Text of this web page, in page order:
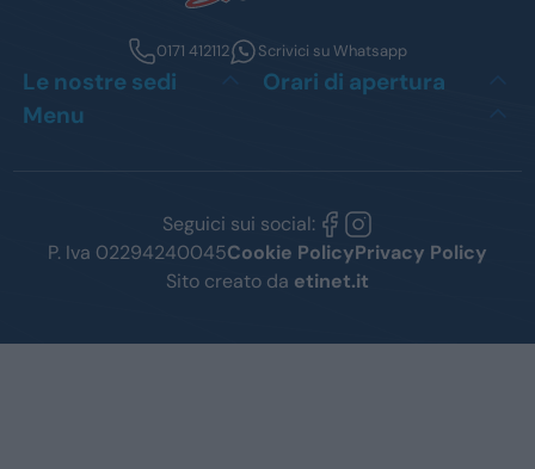
0171 412112 Scrivici su Whatsapp
Le nostre sedi
Orari di apertura
Menu
Seguici sui social:
P. Iva 02294240045Cookie PolicyPrivacy Policy
Sito creato da etinet.it